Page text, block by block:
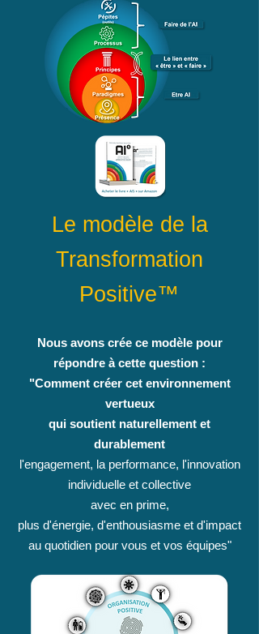
Le modèle de la
Transformation
Positive™
Nous avons crée ce modèle pour
répondre à cette question :
"Comment créer cet environnement
vertueux
qui soutient naturellement et
durablement
l'engagement, la performance, l'innovation
individuelle et collective
avec en prime,
plus d'énergie, d'enthousiasme et d'impact
au quotidien pour vous et vos équipes"